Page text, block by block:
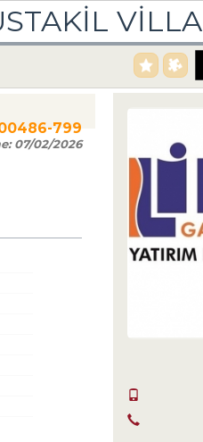
VİLLA
799
07/02/2026